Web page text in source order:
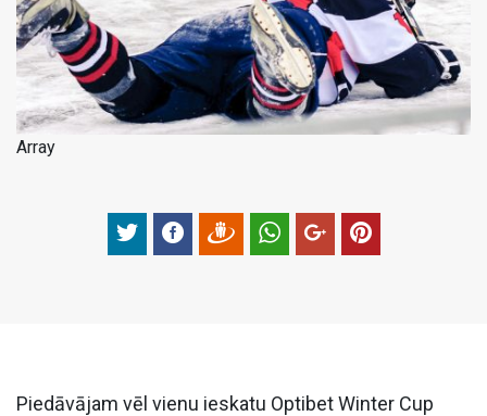
Array
Piedāvājam vēl vienu ieskatu Optibet Winter Cup